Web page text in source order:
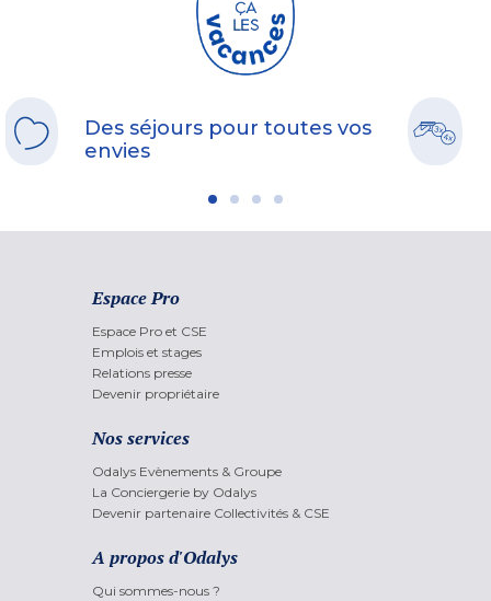
Des séjours pour toutes vos
envies
Espace Pro
Espace Pro et CSE
Emplois et stages
Relations presse
Devenir propriétaire
Nos services
Odalys Evènements & Groupe
La Conciergerie by Odalys
Devenir partenaire Collectivités & CSE
A propos d'Odalys
Qui sommes-nous ?